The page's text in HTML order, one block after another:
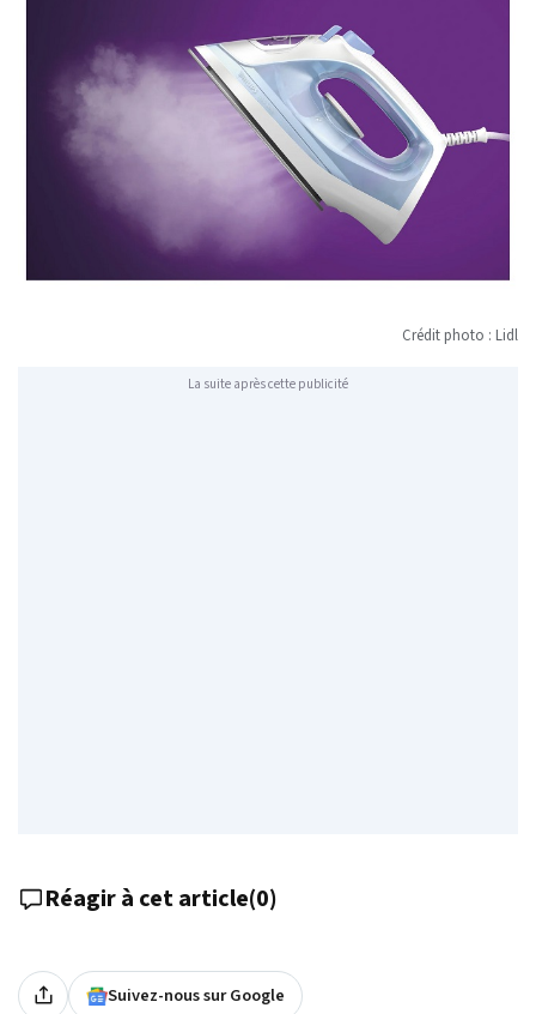
Crédit photo : Lidl
La suite après cette publicité
Réagir à cet article(0)
Suivez-nous sur Google